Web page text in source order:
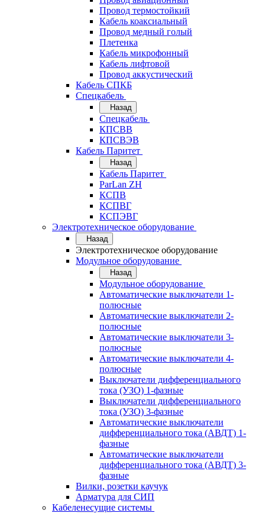
Провод термостойкий
Кабель коаксиальный
Провод медный голый
Плетенка
Кабель микрофонный
Кабель лифтовой
Провод аккустический
Кабель СПКБ
Спецкабель
Назад
Спецкабель
КПСВВ
КПСВЭВ
Кабель Паритет
Назад
Кабель Паритет
ParLan ZH
КСПВ
КСПВГ
КСПЭВГ
Электротехническое оборудование
Назад
Электротехническое оборудование
Модульное оборудование
Назад
Модульное оборудование
Автоматические выключатели 1-
полюсные
Автоматические выключатели 2-
полюсные
Автоматические выключатели 3-
полюсные
Автоматические выключатели 4-
полюсные
Выключатели дифференциального
тока (УЗО) 1-фазные
Выключатели дифференциального
тока (УЗО) 3-фазные
Автоматические выключатели
дифференциального тока (АВДТ) 1-
фазные
Автоматические выключатели
дифференциального тока (АВДТ) 3-
фазные
Вилки, розетки каучук
Арматура для СИП
Кабеленесущие системы